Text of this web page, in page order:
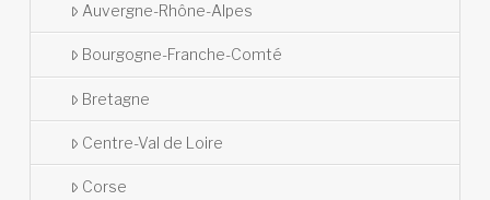
Auvergne-Rhône-Alpes
Bourgogne-Franche-Comté
Bretagne
Centre-Val de Loire
Corse